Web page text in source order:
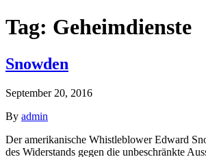
Tag: Geheimdienste
Snowden
September 20, 2016
By admin
Der amerikanische Whistleblower Edward
des Widerstands gegen die unbeschränkte